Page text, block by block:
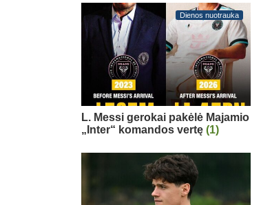
Dienos nuotrauka
L. Messi gerokai pakėlė Majamio
„Inter“ komandos vertę (1)